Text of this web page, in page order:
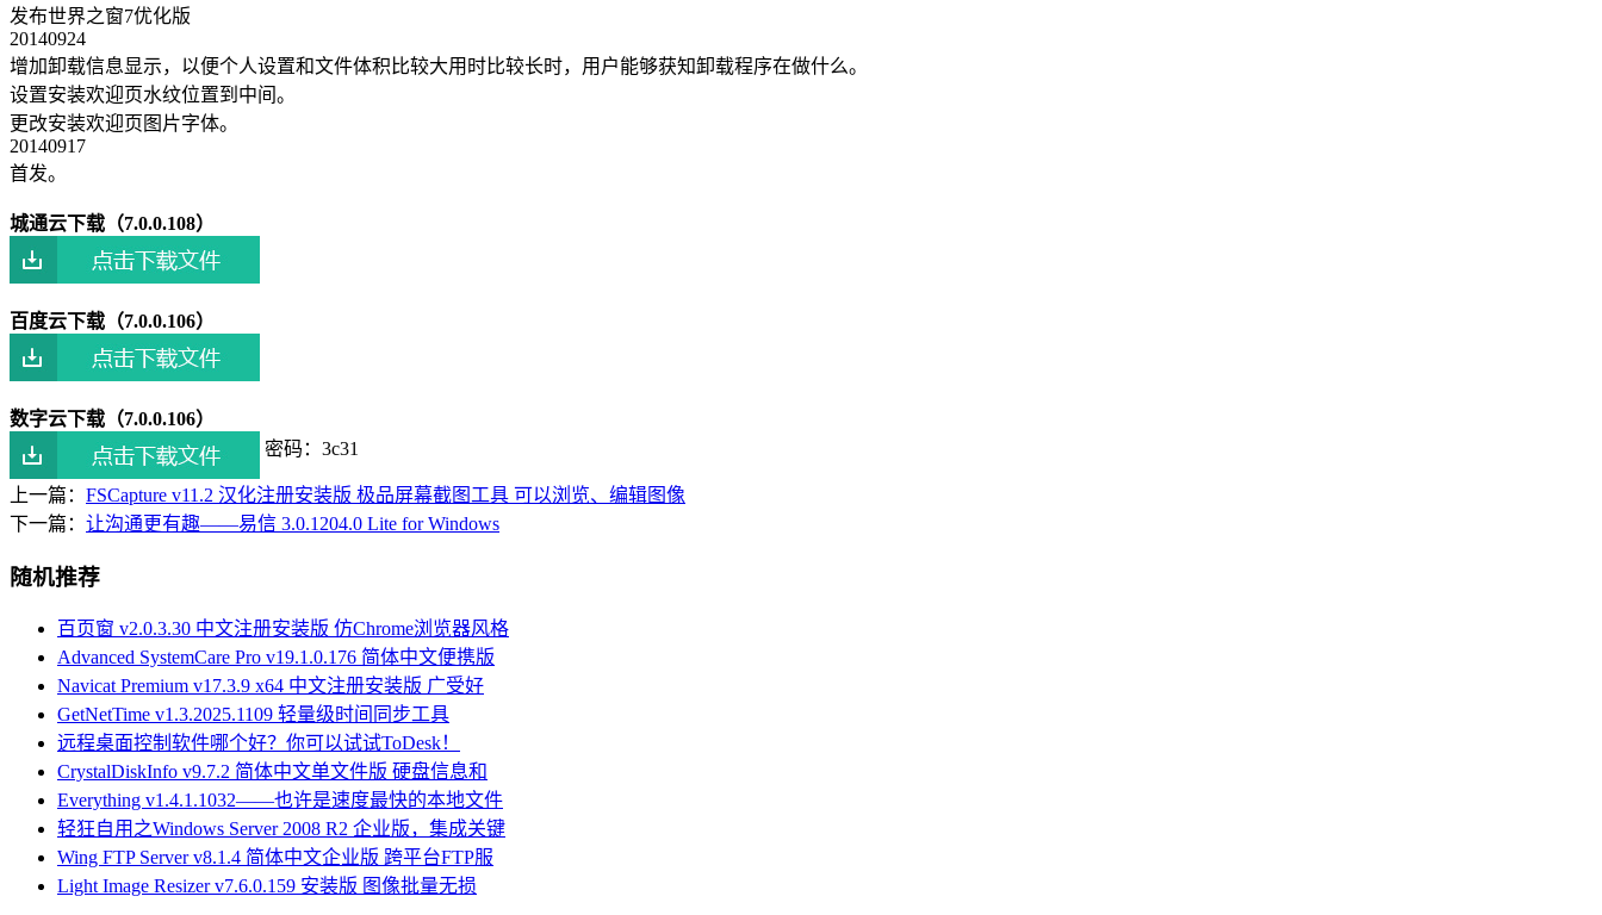
发布世界之窗7优化版
20140924
增加卸载信息显示，以便个人设置和文件体积比较大用时比较长时，用户能够获知卸载程序在做什么。
设置安装欢迎页水纹位置到中间。
更改安装欢迎页图片字体。
20140917
首发。
城通云下载（7.0.0.108）
百度云下载（7.0.0.106）
数字云下载 （7.0.0.106）
密码：3c31
上一篇： FSCapture v11.2 汉化注册安装版 极品屏幕截图工具 可以浏览、编辑图像
下一篇： 让沟通更有趣——易信 3.0.1204.0 Lite for Windows
随机推荐
百页窗 v2.0.3.30 中文注册安装版 仿Chrome浏览器风格
Advanced SystemCare Pro v19.1.0.176 简体中文便携版
Navicat Premium v17.3.9 x64 中文注册安装版 广受好
GetNetTime v1.3.2025.1109 轻量级时间同步工具
远程桌面控制软件哪个好？你可以试试ToDesk！
CrystalDiskInfo v9.7.2 简体中文单文件版 硬盘信息和
Everything v1.4.1.1032——也许是速度最快的本地文件
轻狂自用之Windows Server 2008 R2 企业版，集成关键
Wing FTP Server v8.1.4 简体中文企业版 跨平台FTP服
Light Image Resizer v7.6.0.159 安装版 图像批量无损